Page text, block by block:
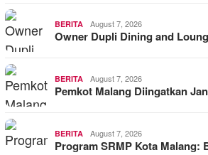
BERITA August 7, 2026
Owner Dupli Dining and
BERITA August 7, 2026
Pemkot Malang Diingatkan
BERITA August 7, 2026
Program SRMP Kota Malang: